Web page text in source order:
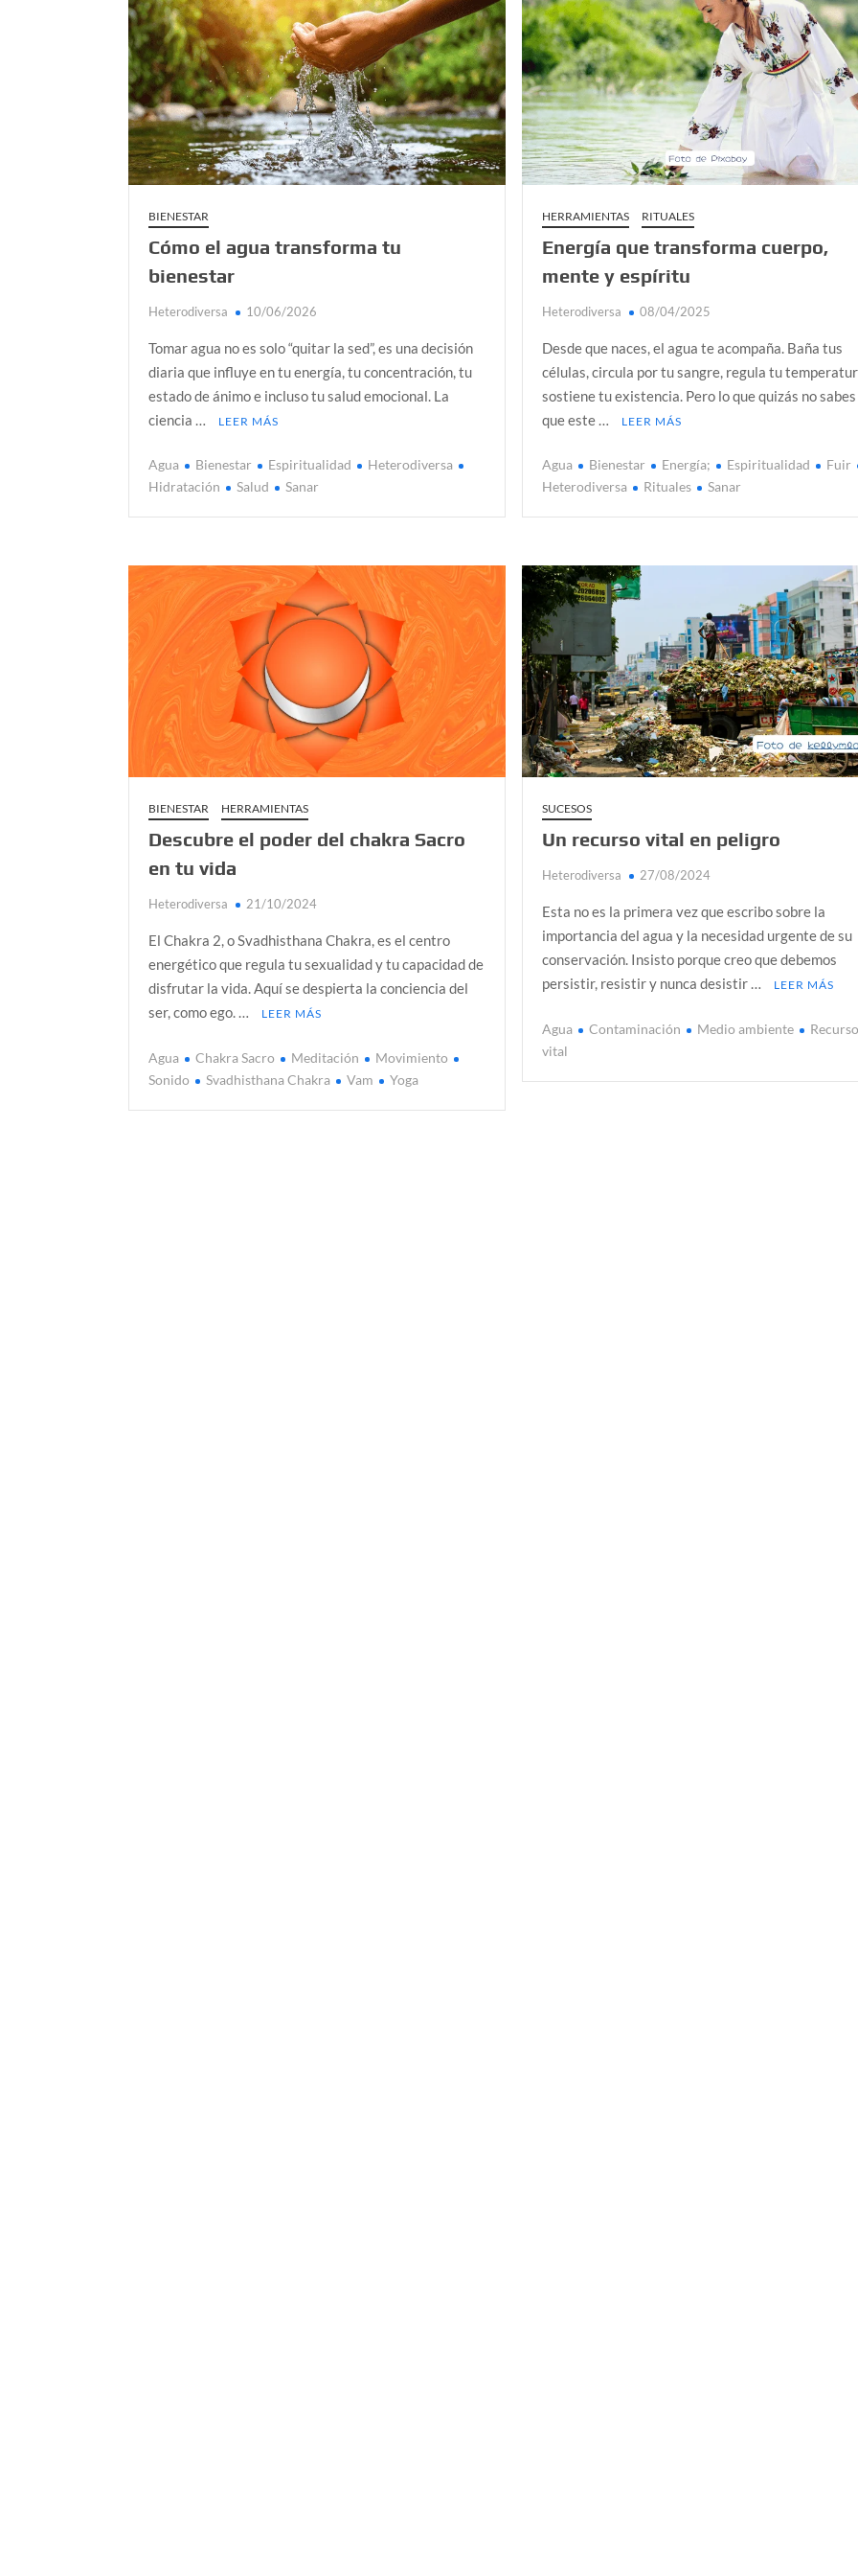
Kundalini: el poder oculto que no todos podemos alcanzar
Día de Independencia 2026: de Patria Boba a Colombia polarizada
¿Podemos comunicarnos con seres de otros planos o mundos?
Salud mental digital: cómo frenar la ansiedad que generan las redes sociales
Denuncia por violencia sexual en Colombia: así avanza
BIENESTAR
Cómo el agua transforma tu
bienestar
Heterodiversa 10/06/2026
Tomar agua no es solo “quitar la sed”, es una decisión
diaria que influye en tu energía, tu concentración, tu
estado de ánimo e incluso tu salud emocional. La
ciencia …
LEER MÁS
Agua Bienestar Espiritualidad
Heterodiversa
Hidratación
Salud Sanar
HERRAMIENTAS RITUALES
Energía que transforma cuerpo,
mente y espíritu
Heterodiversa 08/04/2025
Desde que naces, el agua te acompaña. Baña tus
células, circula por tu sangre, regula tu
sostiene tu existencia. Pero lo que quizás no sabes
que este …
LEER MÁS
Agua Bienestar Energía; Espiritualidad
Fuir
Heterodiversa
Rituales Sanar
BIENESTAR HERRAMIENTAS
Descubre el poder del chakra Sacro
en tu vida
Heterodiversa 21/10/2024
El Chakra 2, o Svadhisthana Chakra, es el centro
energético que regula tu sexualidad y tu capacidad de
disfrutar la vida. Aquí se despierta la conciencia del
ser, como ego. …
LEER MÁS
Agua Chakra Sacro Meditación
Movimiento
Sonido
Svadhisthana Chakra Vam Yoga
SUCESOS
Un recurso vital en peligro
Heterodiversa 27/08/2024
Esta no es la primera vez que escribo sobre la
importancia del agua y la necesidad urgente de su
conservación. Insisto porque creo que debemos
persistir, resistir y nunca desistir …
LEER MÁS
Agua Contaminación Medio ambiente
Recurso
vital